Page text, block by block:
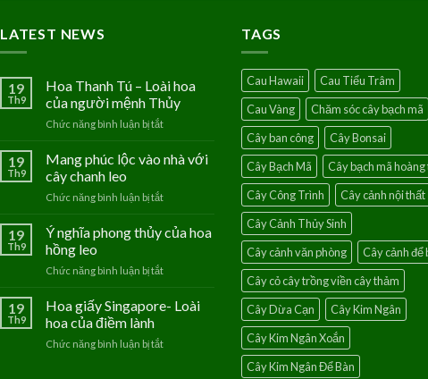
LATEST NEWS
19
Th9
Hoa Thanh Tú – Loài hoa
của người mệnh Thủy
Chức năng bình luận bị tắt
Thanh
của
19
Th9
Mang phúc lộc vào nhà với
cây chanh leo
Chức năng bình luận bị tắt
phúc
cây
19
Th9
Ý nghĩa phong thủy của hoa
hồng leo
Chức năng bình luận bị tắt
nghĩa
19
Th9
Hoa giấy Singapore- Loài
hoa của điềm lành
Chức năng bình luận bị tắt
TAGS
Cau Hawaii
Cau Tiểu Trâm
Cau Vàng
Chăm sóc cây bạch mã
Cây ban công
Cây Bonsai
Cây Bạch Mã
Cây bạch mã
Cây Công Trình
Cây cảnh nội thất
Cây Cảnh Thủy Sinh
Cây cảnh văn phòng
Cây cảnh để
Cây cỏ cây trồng viền cây thảm
Cây Dừa Cạn
Cây Kim Ngân
Cây Kim Ngân Xoắn
Cây Kim Ngân Để Bàn